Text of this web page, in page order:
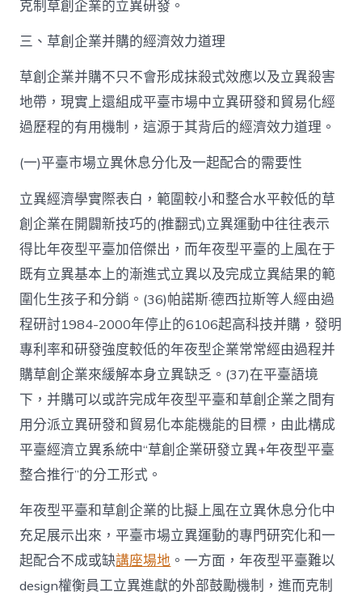
克制草創企業的立異研發。
三、草創企業并購的經濟效力道理
草創企業并購不只不會形成抹殺式效應以及立異殺害
地帶，現實上還組成平臺市場中立異研發和貿易化經
過歷程的有用機制，這源于其背后的經濟效力道理。
(一)平臺市場立異休息分化及一起配合的需要性
立異經濟學實際表白，範圍較小和整合水平較低的草
創企業在開闢新技巧的(推翻式)立異運動中往往表示
得比年夜型平臺加倍傑出，而年夜型平臺的上風在于
既有立異基本上的漸進式立異以及完成立異結果的範
圍化生孩子和分銷。(36)帕諾斯·德西拉斯等人經由過
程研討1984-2000年停止的6106起高科技并購，發明
專利率和研發強度較低的年夜型企業常常經由過程并
購草創企業來緩解本身立異缺乏。(37)在平臺語境
下，并購可以或許完成年夜型平臺和草創企業之間有
用分派立異研發和貿易化本能機能的目標，由此構成
平臺經濟立異系統中“草創企業研發立異+年夜型平臺
整合推行”的分工形式。
年夜型平臺和草創企業的比擬上風在立異休息分化中
充足展示出來，平臺市場立異運動的專門研究化和一
起配合不成或缺講座場地 。一方面，年夜型平臺難以
design權衡員工立異進獻的外部鼓勵機制，進而克制